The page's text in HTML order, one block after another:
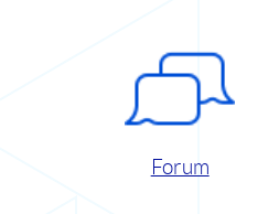
Forum